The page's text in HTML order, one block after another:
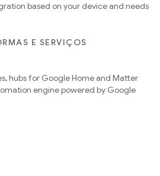
based on your device and needs
E SERVIÇOS
hubs for Google Home and Matter
engine powered by Google